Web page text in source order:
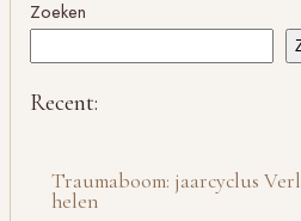
Zoeken
Recent:
Traumaboom: jaarcyclus
helen